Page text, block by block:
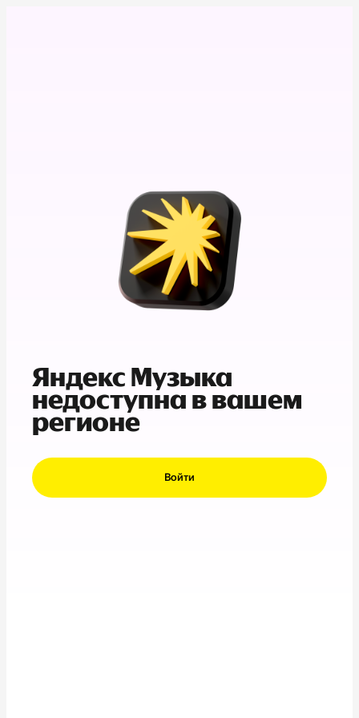
Яндекс Музыка
недоступна в вашем
регионе
Войти